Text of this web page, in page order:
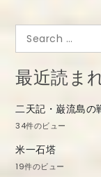
ナ
ビ
ゲ
シ
ョ
ン
Search
for:
最近読ま
二天記・巌流島の
34件のビュー
米一石塔
19件のビュー